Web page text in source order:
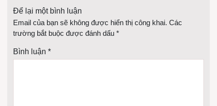
Để lại một bình luận
Email của bạn sẽ không được hiển thị công khai. Các
trường bắt buộc được đánh dấu *
Bình luận *